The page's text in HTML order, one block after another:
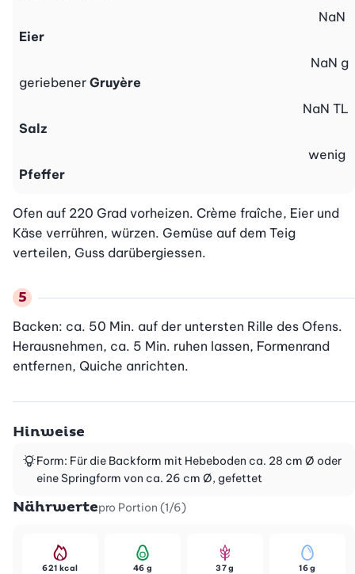
Eier
NaN
geriebener Gruyère
NaN g
Salz
NaN TL
Pfeffer
wenig
Ofen auf 220 Grad vorheizen. Crème fraîche, Eier und
Käse verrühren, würzen. Gemüse auf dem Teig
verteilen, Guss darübergiessen.
Backen: ca. 50 Min. auf der untersten Rille des Ofens.
Herausnehmen, ca. 5 Min. ruhen lassen, Formenrand
entfernen, Quiche anrichten.
Hinweise
Form: Für die Backform mit Hebeboden ca. 28 cm Ø oder
eine Springform von ca. 26 cm Ø, gefettet
Nährwertepro Portion (1/6)
621 kcal 46 g 37 g 16 g